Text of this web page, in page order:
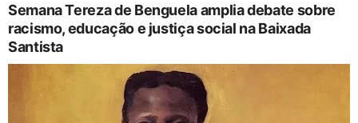
Semana Tereza de Benguela amplia debate sobre
racismo, educação e justiça social na Baixada
Santista